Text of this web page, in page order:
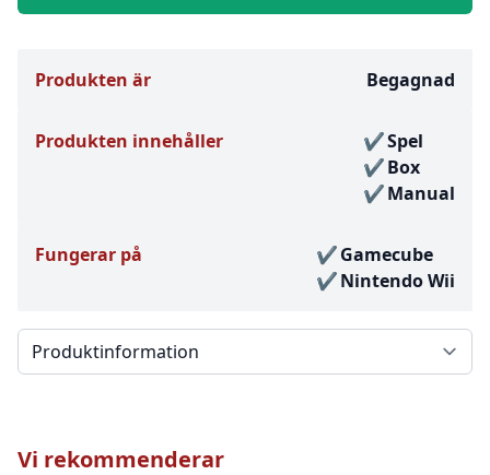
Produkten är Begagnad
Produkten innehåller
Spel
Box
Manual
Fungerar på
Gamecube
Nintendo Wii
Välj en flik
Vi rekommenderar